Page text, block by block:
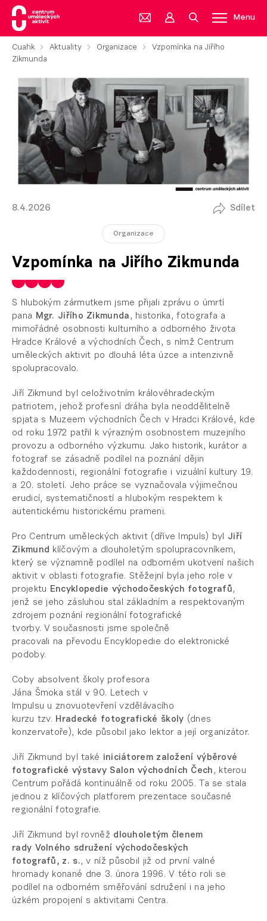
Menu
Cuahk Aktuality Organizace
Vzpomínka na Jiřího
Zikmunda
8.4.2026 Sdílet
Organizace
Vzpomínka na Jiřího Zikmunda
S hlubokým zármutkem jsme přijali zprávu o úmrtí
pana Mgr. Jiřího Zikmunda , historika, fotografa a
mimořádné osobnosti kulturního a odborného života
Hradce Králové a východních Čech, s nímž Centrum
uměleckých aktivit po dlouhá léta úzce a intenzivně
spolupracovalo.
Jiří Zikmund byl celoživotním královéhradeckým
patriotem, jehož profesní dráha byla neoddělitelně
spjata s Muzeem východních Čech v Hradci Králové, kde
od roku 1972 patřil k výrazným osobnostem muzejního
provozu a odborného výzkumu. Jako historik, kurátor a
fotograf se zásadně podílel na poznání dějin
každodennosti, regionální fotografie i vizuální kultury 19.
a 20. století. Jeho práce se vyznačovala výjimečnou
erudicí, systematičností a hlubokým respektem k
autentickému historickému prameni.
Pro Centrum uměleckých aktivit (dříve Impuls) byl Jiří
Zikmund klíčovým a dlouholetým spolupracovníkem,
který se významně podílel na odborném ukotvení našich
aktivit v oblasti fotografie. Stěžejní byla jeho role v
projektu Encyklopedie východočeských fotografů,
jenž se jeho zásluhou stal základním a respektovaným
zdrojem poznání regionální fotografické
tvorby. V současnosti jsme společně
pracovali na převodu Encyklopedie do elektronické
podoby.
Coby absolvent školy profesora
Jána Šmoka stál v 90. Letech v
Impulsu u znovuotevření vzdělávacího
kurzu tzv. Hradecké fotografické školy (dnes
konzervatoře), kde působil jako lektor a její organizátor.
Jiří Zikmund byl také iniciátorem založení výběrové
fotografické výstavy Salon východních Čech , kterou
Centrum pořádá kontinuálně od roku 2005. Ta se stala
jednou z klíčových platforem prezentace současné
regionální fotografie.
Jiří Zikmund byl rovněž dlouholetým členem
rady Volného sdružení východočeských
fotografů, z. s., v níž působil již od první valné
hromady konané dne 3. února 1996. V této roli se
podílel na odborném směřování sdružení i na jeho
úzkém propojení s aktivitami Centra.